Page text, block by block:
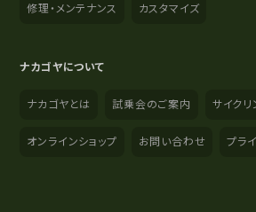
修理・メンテナンス カスタマイズ
ナカゴヤについて
ナカゴヤとは 試乗会のご案内 サイクリ
オンラインショップ お問い合わせ プラ